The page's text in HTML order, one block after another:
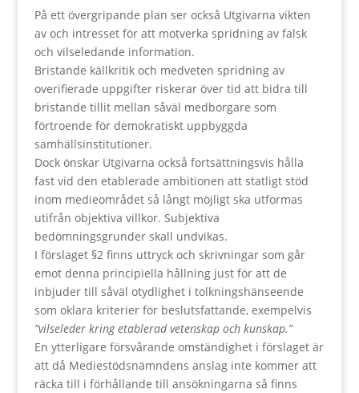
På ett övergripande plan ser också Utgivarna vikten
av och intresset för att motverka spridning av falsk
och vilseledande information.
Bristande källkritik och medveten spridning av
overifierade uppgifter riskerar över tid att bidra till
bristande tillit mellan såväl medborgare som
förtroende för demokratiskt uppbyggda
samhällsinstitutioner.
Dock önskar Utgivarna också fortsättningsvis hålla
fast vid den etablerade ambitionen att statligt stöd
inom medieområdet så långt möjligt ska utformas
utifrån objektiva villkor. Subjektiva
bedömningsgrunder skall undvikas.
I förslaget §2 finns uttryck och skrivningar som går
emot denna principiella hållning just för att de
inbjuder till såväl otydlighet i tolkningshänseende
som oklara kriterier för beslutsfattande, exempelvis
”vilseleder kring etablerad vetenskap och kunskap.”
En ytterligare försvårande omständighet i förslaget är
att då Mediestödsnämndens anslag inte kommer att
räcka till i förhållande till ansökningarna så finns